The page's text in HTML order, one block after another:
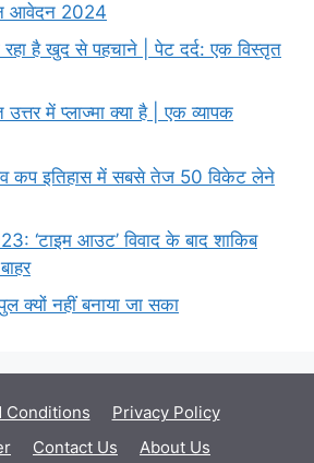
आवेदन 2024
रहा है खुद से पहचाने | पेट दर्द: एक विस्तृत
उत्तर में प्लाज्मा क्या है | एक व्यापक
कप इतिहास में सबसे तेज 50 विकेट लेने
‘टाइम आउट’ विवाद के बाद शाकिब
नहीं बनाया जा सका
Conditions
Privacy Policy
Contact Us About Us